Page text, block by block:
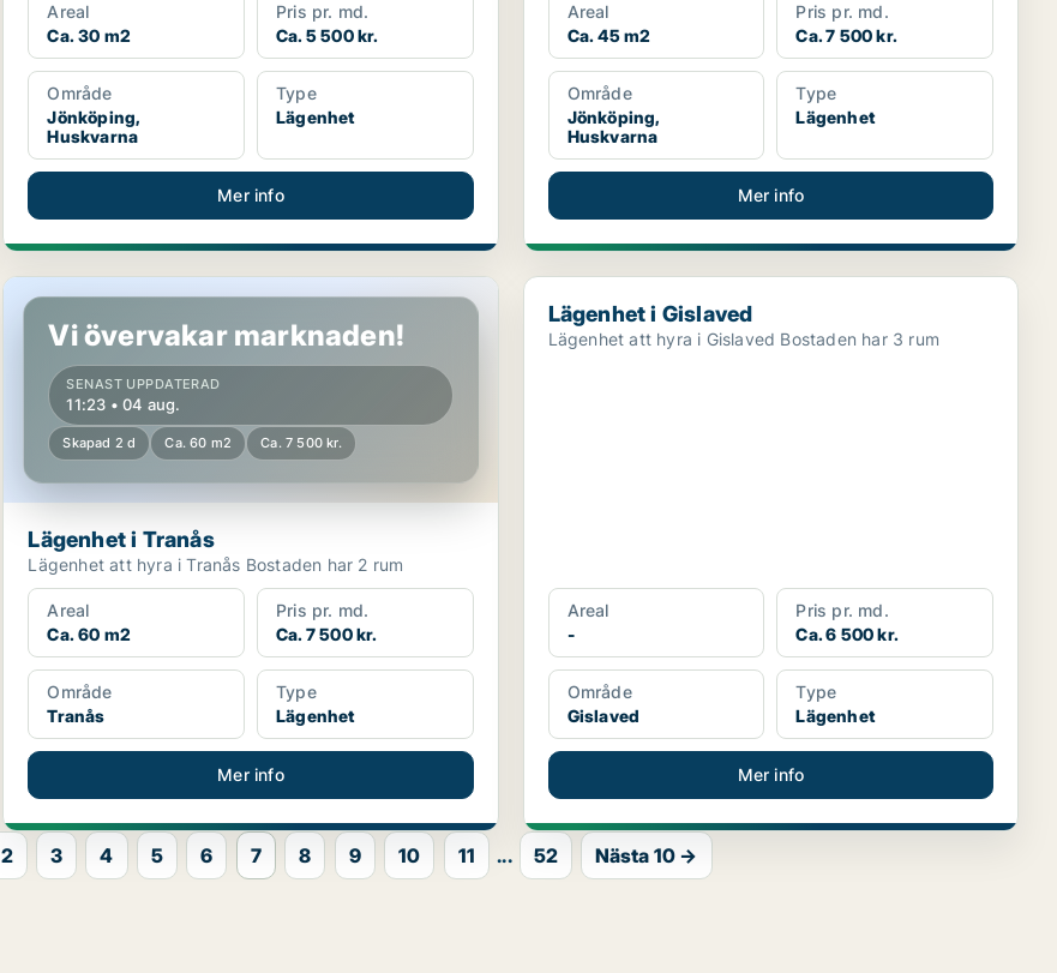
Areal
Ca. 30 m2
Pris pr. md.
Ca. 5 500 kr.
Område
Jönköping,
Huskvarna
Type
Lägenhet
Mer info
Areal
Ca. 45 m2
Pris pr. md.
Ca. 7 500 kr.
Område
Jönköping,
Huskvarna
Type
Lägenhet
Mer info
Lägenhet i Tranås
Vi övervakar marknaden!
SENAST UPPDATERAD
11:23 • 04 aug.
Skapad 2 d Ca. 60 m2 Ca. 7 500 kr.
Lägenhet i Tranås
Lägenhet att hyra i Tranås Bostaden har 2 rum
Areal
Ca. 60 m2
Pris pr. md.
Ca. 7 500 kr.
Område
Tranås
Type
Lägenhet
Mer info
Lägenhet i Gislaved
Lägenhet i Gislaved
Lägenhet att hyra i Gislaved Bostaden har 3 rum
Areal
-
Pris pr. md.
Ca. 6 500 kr.
Område
Gislaved
Type
Lägenhet
Mer info
2 3 4 5 6 7 8 9 10 11 ... 52 Nästa 10 →